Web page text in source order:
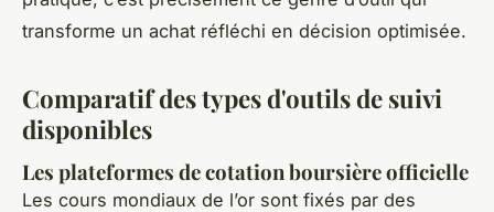
transforme un achat réfléchi en décision optimisée.
Comparatif des types d'outils de suivi
disponibles
Les plateformes de cotation boursière officielle
Les cours mondiaux de l’or sont fixés par des